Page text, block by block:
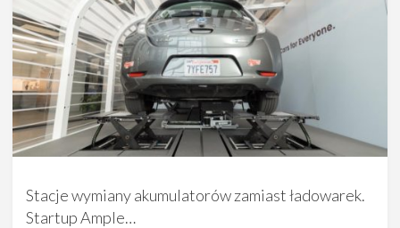
Stacje wymiany akumulatorów zamiast ładowarek.
Startup Ample…